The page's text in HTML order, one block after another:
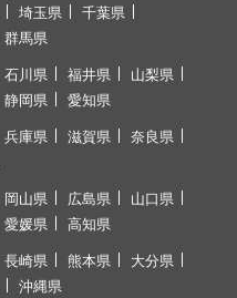
埼玉県
千葉県
群馬県
石川県 福井県
山梨県
静岡県 愛知県
兵庫県 滋賀県
奈良県
岡山県 広島県
山口県
愛媛県 高知県
長崎県 熊本県
大分県
沖縄県